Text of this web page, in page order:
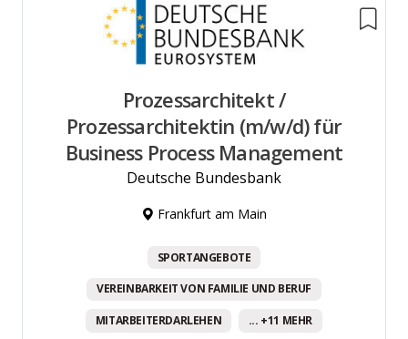
Prozessarchitekt /
Prozessarchitektin (m/w/d) für
Business Process Management
Deutsche Bundesbank
Frankfurt am Main
SPORTANGEBOTE
VEREINBARKEIT VON FAMILIE UND BERUF
MITARBEITERDARLEHEN ... +11 MEHR